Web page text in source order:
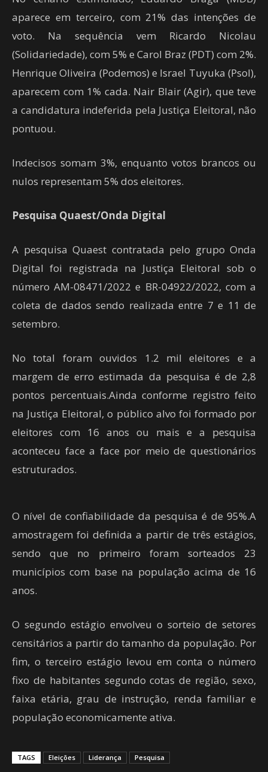
aparece em terceiro, com 21% das intenções de
voto. Na sequência vem Ricardo Nicolau
(Solidariedade), com 5% e Carol Braz (PDT) com 2%.
Henrique Oliveira (Podemos) e Israel Tuyuka (Psol),
aparecem com 1% cada. Nair Blair (Agir), que teve
a candidatura indeferida pela Justiça Eleitoral, não
pontuou.
Indecisos somam 3%, enquanto votos brancos ou
nulos representam 5% dos eleitores.
Pesquisa Quaest/Onda Digital
A pesquisa Quaest contratada pelo grupo Onda
Digital foi registrada na Justiça Eleitoral sob o
número AM-08471/2022 e BR-04922/2022, com a
coleta de dados sendo realizada entre 7 e 11 de
setembro.
No total foram ouvidos 1.2 mil eleitores e a
margem de erro estimada da pesquisa é de 2,8
pontos percentuais.Ainda conforme registro feito
na Justiça Eleitoral, o público alvo foi formado por
eleitores com 16 anos ou mais e a pesquisa
aconteceu face a face por meio de questionários
estruturados.
O nível de confiabilidade da pesquisa é de 95%.A
amostragem foi definida a partir de três estágios,
sendo que no primeiro foram sorteados 23
municípios com base na população acima de 16
anos.
O segundo estágio envolveu o sorteio de setores
censitários a partir do tamanho da população. Por
fim, o terceiro estágio levou em conta o número
fixo de habitantes segundo cotas de região, sexo,
faixa etária, grau de instrução, renda familiar e
população economicamente ativa.
TAGS Eleições Liderança Pesquisa